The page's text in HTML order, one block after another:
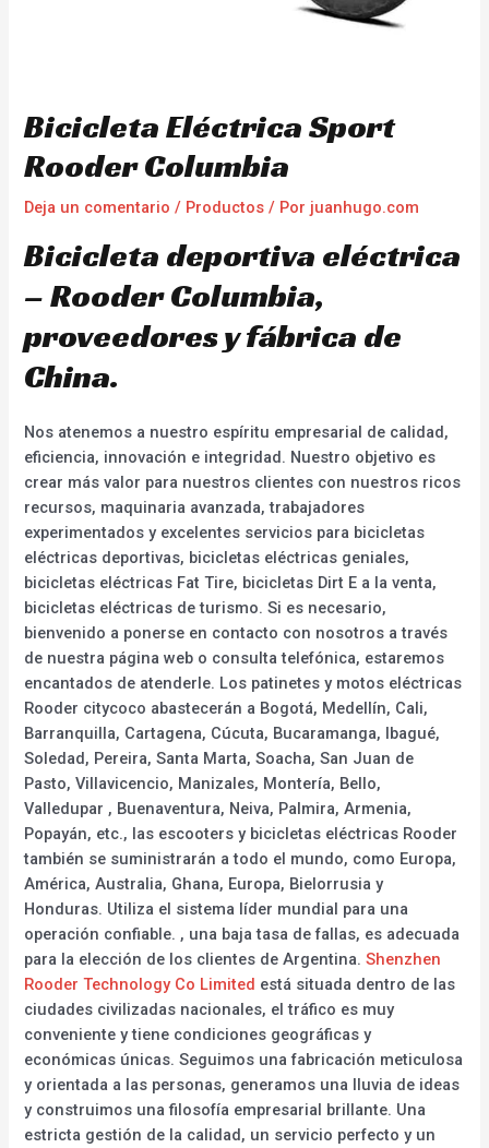
Bicicleta Eléctrica Sport
Rooder Columbia
Deja un comentario / Productos / Por juanhugo.com
Bicicleta deportiva eléctrica
– Rooder Columbia,
proveedores y fábrica de
China.
Nos atenemos a nuestro espíritu empresarial de calidad,
eficiencia, innovación e integridad. Nuestro objetivo es
crear más valor para nuestros clientes con nuestros ricos
recursos, maquinaria avanzada, trabajadores
experimentados y excelentes servicios para bicicletas
eléctricas deportivas, bicicletas eléctricas geniales,
bicicletas eléctricas Fat Tire, bicicletas Dirt E a la venta,
bicicletas eléctricas de turismo. Si es necesario,
bienvenido a ponerse en contacto con nosotros a través
de nuestra página web o consulta telefónica, estaremos
encantados de atenderle. Los patinetes y motos eléctricas
Rooder citycoco abastecerán a Bogotá, Medellín, Cali,
Barranquilla, Cartagena, Cúcuta, Bucaramanga, Ibagué,
Soledad, Pereira, Santa Marta, Soacha, San Juan de
Pasto, Villavicencio, Manizales, Montería, Bello,
Valledupar , Buenaventura, Neiva, Palmira, Armenia,
Popayán, etc., las escooters y bicicletas eléctricas Rooder
también se suministrarán a todo el mundo, como Europa,
América, Australia, Ghana, Europa, Bielorrusia y
Honduras. Utiliza el sistema líder mundial para una
operación confiable. , una baja tasa de fallas, es adecuada
para la elección de los clientes de Argentina.Shenzhen
Rooder Technology Co Limited está situada dentro de las
ciudades civilizadas nacionales, el tráfico es muy
conveniente y tiene condiciones geográficas y
económicas únicas. Seguimos una fabricación meticulosa
y orientada a las personas, generamos una lluvia de ideas
y construimos una filosofía empresarial brillante. Una
estricta gestión de la calidad, un servicio perfecto y un